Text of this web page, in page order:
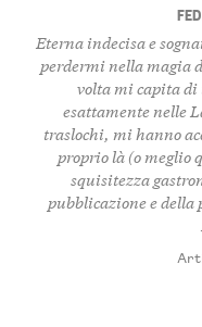
Eterna indecisa e
perdermi nella magia
volta mi capita
esattamente nelle
traslochi, mi hanno
proprio là (o meglio
squisitezza
pubblicazione e della